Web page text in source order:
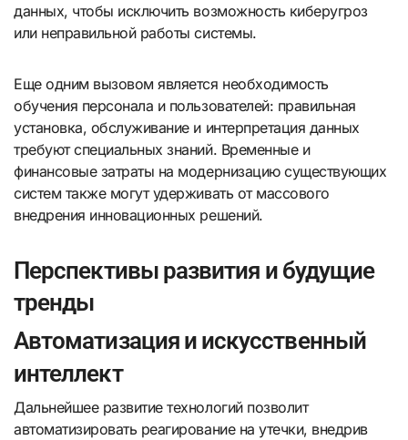
данных, чтобы исключить возможность киберугроз
или неправильной работы системы.
Еще одним вызовом является необходимость
обучения персонала и пользователей: правильная
установка, обслуживание и интерпретация данных
требуют специальных знаний. Временные и
финансовые затраты на модернизацию существующих
систем также могут удерживать от массового
внедрения инновационных решений.
Перспективы развития и будущие
тренды
Автоматизация и искусственный
интеллект
Дальнейшее развитие технологий позволит
автоматизировать реагирование на утечки, внедрив